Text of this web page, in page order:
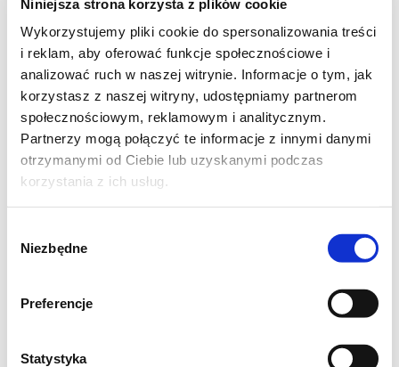
Niniejsza strona korzysta z plików cookie
Wykorzystujemy pliki cookie do spersonalizowania treści
i reklam, aby oferować funkcje społecznościowe i
analizować ruch w naszej witrynie. Informacje o tym, jak
korzystasz z naszej witryny, udostępniamy partnerom
społecznościowym, reklamowym i analitycznym.
Partnerzy mogą połączyć te informacje z innymi danymi
otrzymanymi od Ciebie lub uzyskanymi podczas
korzystania z ich usług.
zgody
Niezbędne
Preferencje
Statystyka
2 łyżki mleka
1/2 łyżeczki sody
1 łyżka ekstraktu z wanilii
2 łyżki miodu
100 g masła
szczypta soli